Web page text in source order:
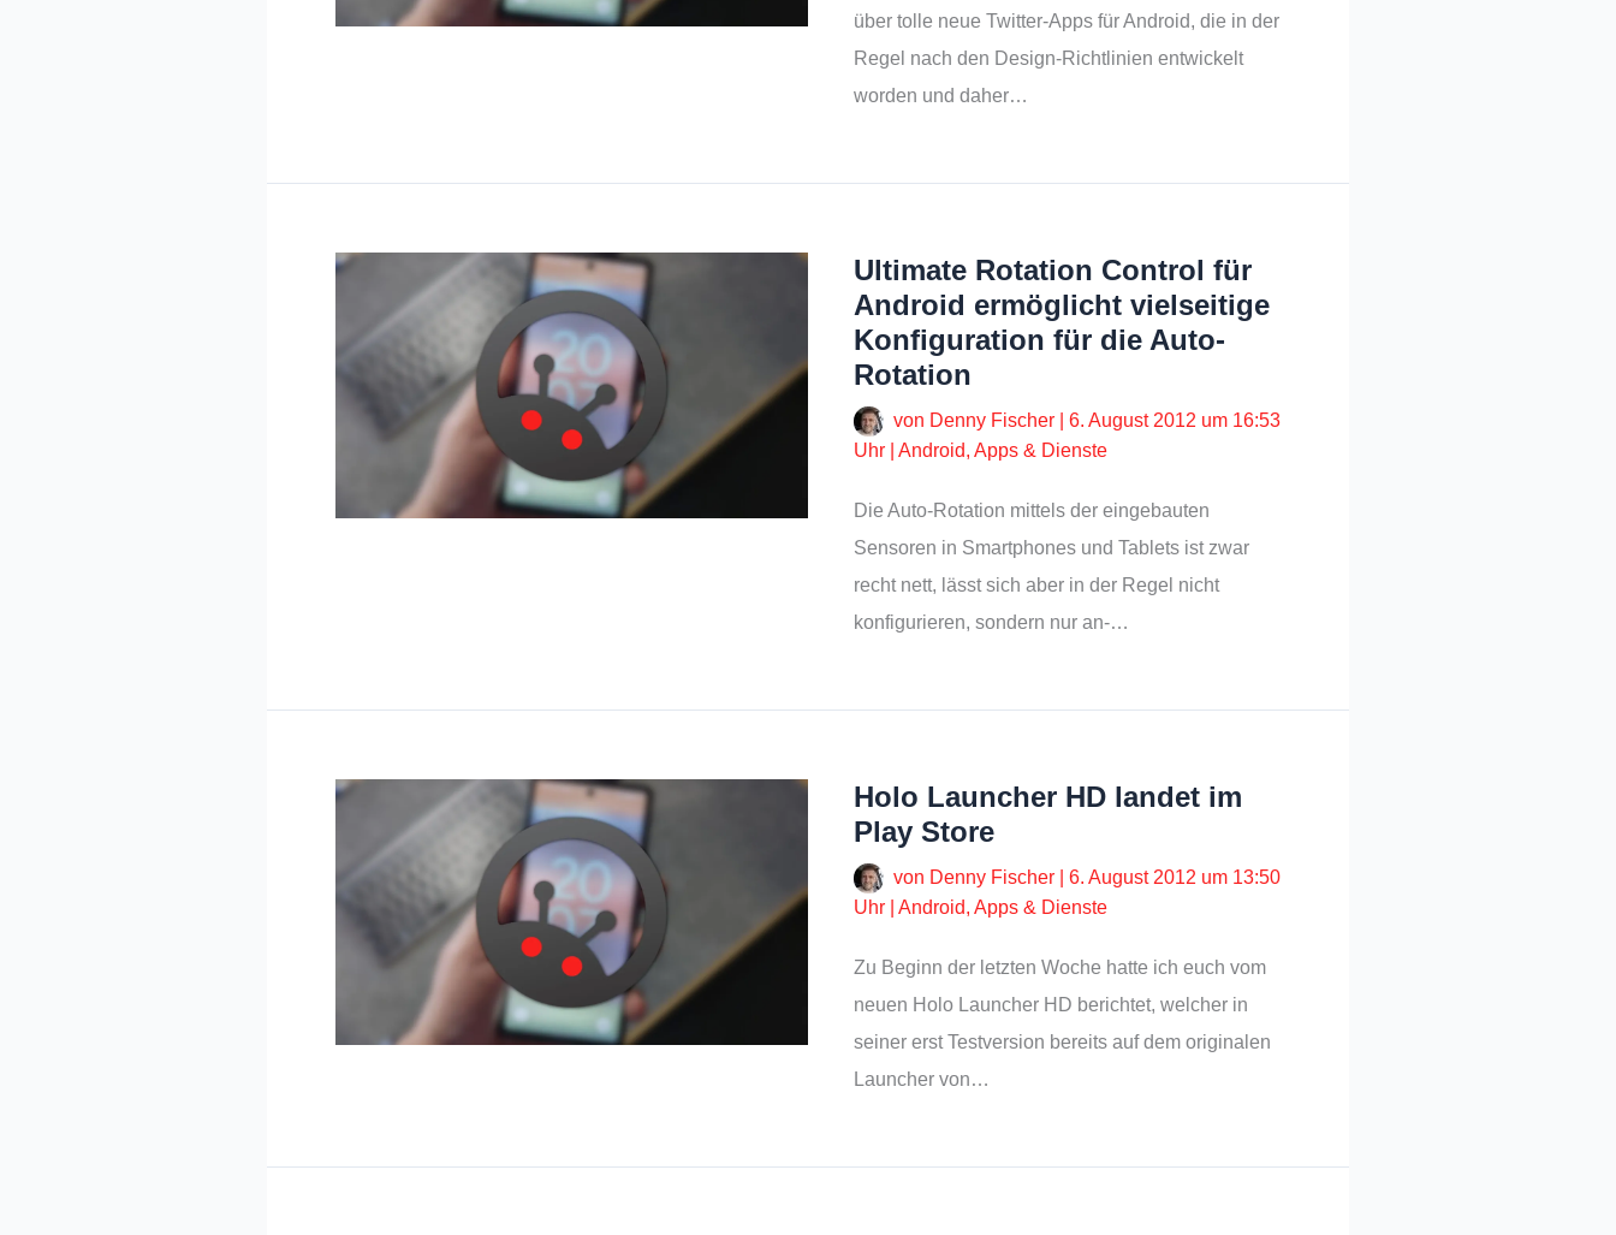
über tolle neue Twitter-Apps für Android, die in der
Regel nach den Design-Richtlinien entwickelt
worden und daher…
Ultimate Rotation Control für
Android ermöglicht vielseitige
Konfiguration für die Auto-
Rotation
von Denny Fischer
6. August 2012 um 16:53
Uhr
Android, Apps & Dienste
Die Auto-Rotation mittels der eingebauten
Sensoren in Smartphones und Tablets ist zwar
recht nett, lässt sich aber in der Regel nicht
konfigurieren, sondern nur an-…
Holo Launcher HD landet im
Play Store
von Denny Fischer
6. August 2012 um 13:50
Uhr
Android, Apps & Dienste
Zu Beginn der letzten Woche hatte ich euch vom
neuen Holo Launcher HD berichtet, welcher in
seiner erst Testversion bereits auf dem originalen
Launcher von…